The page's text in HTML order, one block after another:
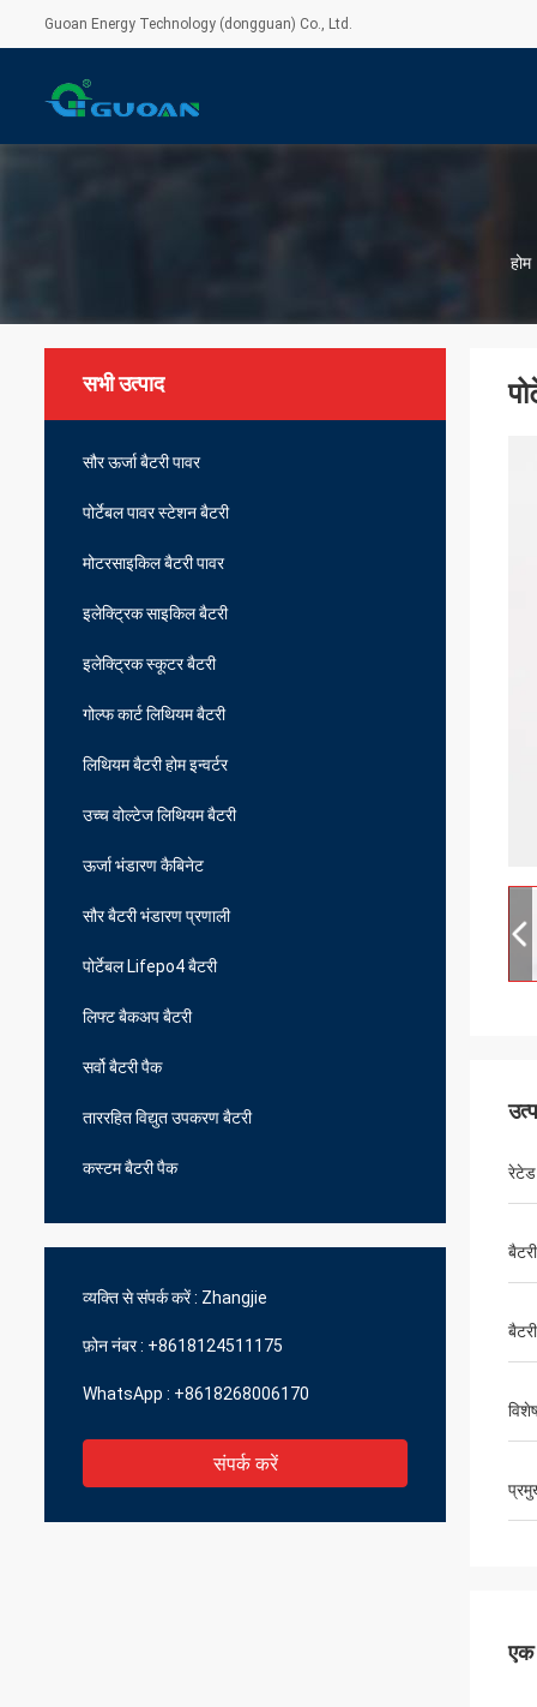
Guoan Energy Technology (dongguan) Co., Ltd.
होम
सभी उत्पाद
सौर ऊर्जा बैटरी पावर
पोर्टेबल पावर स्टेशन बैटरी
मोटरसाइकिल बैटरी पावर
इलेक्ट्रिक साइकिल बैटरी
इलेक्ट्रिक स्कूटर बैटरी
गोल्फ कार्ट लिथियम बैटरी
लिथियम बैटरी होम इन्वर्टर
उच्च वोल्टेज लिथियम बैटरी
ऊर्जा भंडारण कैबिनेट
सौर बैटरी भंडारण प्रणाली
पोर्टेबल Lifepo4 बैटरी
लिफ्ट बैकअप बैटरी
सर्वो बैटरी पैक
ताररहित विद्युत उपकरण बैटरी
कस्टम बैटरी पैक
व्यक्ति से संपर्क करें : Zhangjie
फ़ोन नंबर : +8618124511175
WhatsApp : +8618268006170
संपर्क करें
रेटेड
एक